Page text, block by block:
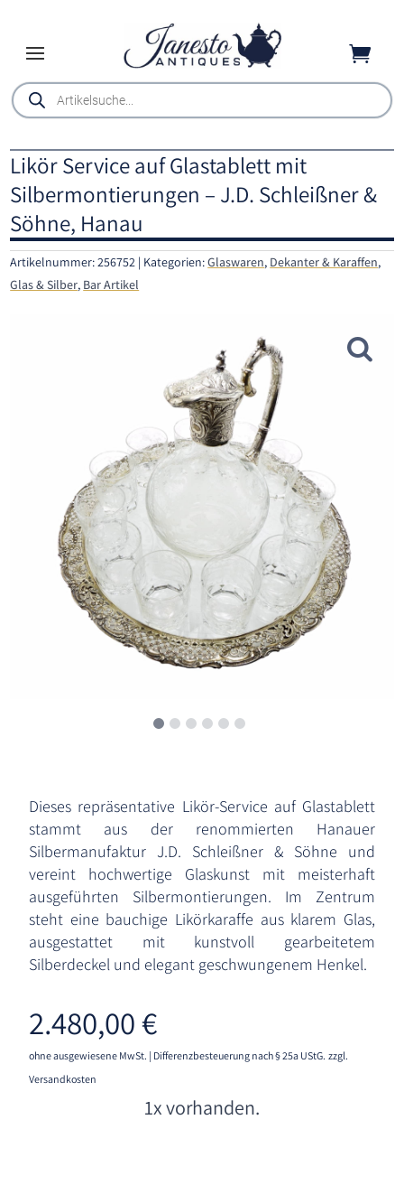

Products
search
Likör Service auf Glastablett mit
Silbermontierungen – J.D. Schleißner &
Söhne, Hanau
Artikelnummer:256752 Kategorien:Glaswaren, Dekanter & Karaffen,
Glas & Silber, Bar Artikel
Dieses repräsentative Likör-Service auf Glastablett
stammt aus der renommierten Hanauer
Silbermanufaktur J.D. Schleißner & Söhne und
vereint hochwertige Glaskunst mit meisterhaft
ausgeführten Silbermontierungen. Im Zentrum
steht eine bauchige Likörkaraffe aus klarem Glas,
ausgestattet mit kunstvoll gearbeitetem
Silberdeckel und elegant geschwungenem Henkel.
2.480,00€
ohne ausgewiesene MwSt. | Differenzbesteuerung nach § 25a UStG. zzgl.
Versandkosten
1x vorhanden.